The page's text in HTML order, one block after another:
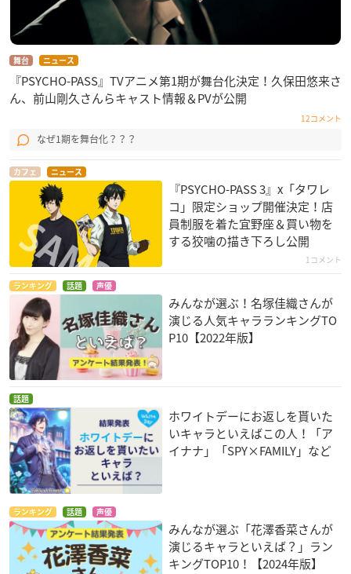
舞台 ニュース
『PSYCHO-PASS』TVアニメ第1期が舞台化決定！久保田悠来さ
ん、前山剛久さんらキャスト情報＆PVが公開
12コメント
なぜ1期を舞台化？？？
カフェ ニュース
『PSYCHO-PASS 3』x「タワレ
コ」限定ショップ開催決定！店
員制服を着た宜野座＆買い物を
する狡噛の描き下ろし公開
1コメント
ランキング 話題 声優
みんなが選ぶ！名塚佳織さんが
演じる人気キャラランキングTO
P10【2022年版】
話題
ホワイトデーにお返しを貰いた
いキャラといえばこの人！「ア
イナナ」「SPY×FAMILY」など
ランキング 話題 声優
みんなが選ぶ「花澤香菜さんが
演じるキャラといえば？」ラン
キングTOP10！【2024年版】